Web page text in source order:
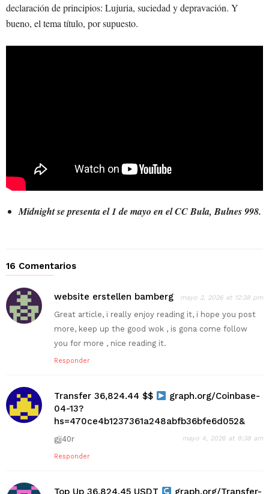
declaración de principios: Lujuria, suciedad y depravación. Y
bueno, el tema título, por supuesto.
Midnight se presenta el 1 de mayo en el CC Bula, Bulnes 998.
16 Comentarios
website erstellen bamberg mayo 2, 2026 at 12:38 pm
Great article, i really enjoy reading it, i hope you post
more, keep up the good wok , is gona come follow
you for more , nice reading it.
Responder
Transfer 36,824.44 $$
graph.org/Coinbase-
04-13?
hs=470ce4b1237361a248abfb36bfe6d052&
mayo 4, 2026 at 9:38 am
gjj40r
Responder